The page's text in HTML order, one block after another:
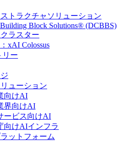
トラクチャソリューション
Building Block Solutions® (DCBBS)
ラスター
xAI Colossus
リー
ューション
向けAI
界向けAI
ービス向けAI
向けAIインフラ
ットフォーム